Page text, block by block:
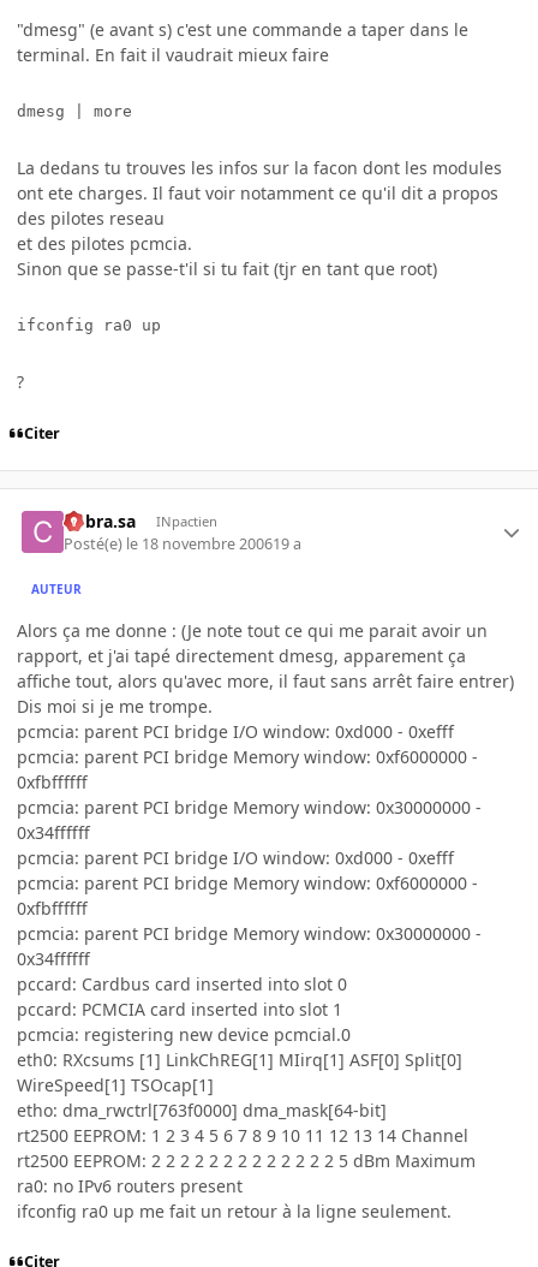
"dmesg" (e avant s) c'est une commande a taper dans le
terminal. En fait il vaudrait mieux faire
La dedans tu trouves les infos sur la facon dont les modules
ont ete charges. Il faut voir notamment ce qu'il dit a propos
des pilotes reseau
et des pilotes pcmcia.
Sinon que se passe-t'il si tu fait (tjr en tant que root)
?
Citer
Cobra.sa INpactien
Posté(e) le 18 novembre 200619 a
AUTEUR
Alors ça me donne : (Je note tout ce qui me parait avoir un
rapport, et j'ai tapé directement dmesg, apparement ça
affiche tout, alors qu'avec more, il faut sans arrêt faire entrer)
Dis moi si je me trompe.
pcmcia: parent PCI bridge I/O window: 0xd000 - 0xefff
pcmcia: parent PCI bridge Memory window: 0xf6000000 -
0xfbffffff
pcmcia: parent PCI bridge Memory window: 0x30000000 -
0x34ffffff
pcmcia: parent PCI bridge I/O window: 0xd000 - 0xefff
pcmcia: parent PCI bridge Memory window: 0xf6000000 -
0xfbffffff
pcmcia: parent PCI bridge Memory window: 0x30000000 -
0x34ffffff
pccard: Cardbus card inserted into slot 0
pccard: PCMCIA card inserted into slot 1
pcmcia: registering new device pcmcial.0
eth0: RXcsums [1] LinkChREG[1] MIirq[1] ASF[0] Split[0]
WireSpeed[1] TSOcap[1]
etho: dma_rwctrl[763f0000] dma_mask[64-bit]
rt2500 EEPROM: 1 2 3 4 5 6 7 8 9 10 11 12 13 14 Channel
rt2500 EEPROM: 2 2 2 2 2 2 2 2 2 2 2 2 2 5 dBm Maximum
ra0: no IPv6 routers present
ifconfig ra0 up me fait un retour à la ligne seulement.
Citer